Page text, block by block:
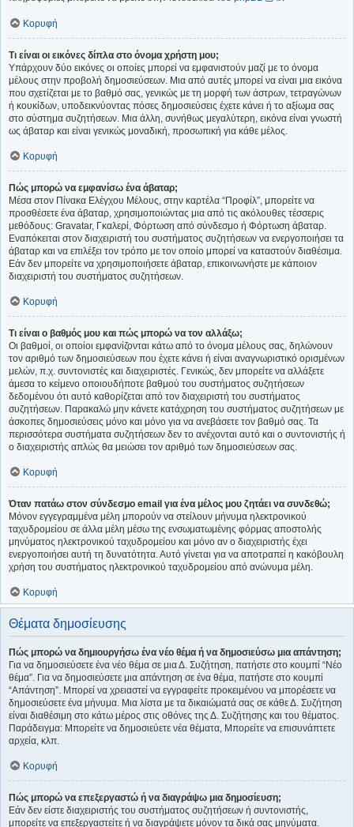
Κορυφή
Τι είναι οι εικόνες δίπλα στο όνομα χρήστη μου;
Υπάρχουν δύο εικόνες οι οποίες μπορεί να εμφανιστούν μαζί με το όνομα
μέλους στην προβολή δημοσιεύσεων. Μια από αυτές μπορεί να είναι μια εικόνα
που σχετίζεται με το βαθμό σας, γενικώς με τη μορφή των άστρων, τετραγώνων
ή κουκίδων, υποδεικνύοντας πόσες δημοσιεύσεις έχετε κάνει ή το αξίωμα σας
στο σύστημα συζητήσεων. Μια άλλη, συνήθως μεγαλύτερη, εικόνα είναι γνωστή
ως άβαταρ και είναι γενικώς μοναδική, προσωπική για κάθε μέλος.
Κορυφή
Πώς μπορώ να εμφανίσω ένα άβαταρ;
Μέσα στον Πίνακα Ελέγχου Μέλους, στην καρτέλα “Προφίλ”, μπορείτε να
προσθέσετε ένα άβαταρ, χρησιμοποιώντας μια από τις ακόλουθες τέσσερις
μεθόδους: Gravatar, Γκαλερί, Φόρτωση από σύνδεσμο ή Φόρτωση άβαταρ.
Εναπόκειται στον διαχειριστή του συστήματος συζητήσεων να ενεργοποιήσει τα
άβαταρ και να επιλέξει τον τρόπο με τον οποίο μπορεί να καταστούν διαθέσιμα.
Εάν δεν μπορείτε να χρησιμοποιήσετε άβαταρ, επικοινωνήστε με κάποιον
διαχειριστή του συστήματος συζητήσεων.
Κορυφή
Τι είναι ο βαθμός μου και πώς μπορώ να τον αλλάξω;
Οι βαθμοί, οι οποίοι εμφανίζονται κάτω από το όνομα μέλους σας, δηλώνουν
τον αριθμό των δημοσιεύσεων που έχετε κάνει ή είναι αναγνωριστικό ορισμένων
μελών, π.χ. συντονιστές και διαχειριστές. Γενικώς, δεν μπορείτε να αλλάξετε
άμεσα το κείμενο οποιουδήποτε βαθμού του συστήματος συζητήσεων
δεδομένου ότι αυτό καθορίζεται από τον διαχειριστή του συστήματος
συζητήσεων. Παρακαλώ μην κάνετε κατάχρηση του συστήματος συζητήσεων με
άσκοπες δημοσιεύσεις μόνο και μόνο για να ανεβάσετε τον βαθμό σας. Τα
περισσότερα συστήματα συζητήσεων δεν το ανέχονται αυτό και ο συντονιστής ή
ο διαχειριστής απλώς θα μειώσει τον αριθμό των δημοσιεύσεων σας.
Κορυφή
Όταν πατάω στον σύνδεσμο email για ένα μέλος μου ζητάει να συνδεθώ;
Μόνον εγγεγραμμένα μέλη μπορούν να στείλουν μήνυμα ηλεκτρονικού
ταχυδρομείου σε άλλα μέλη μέσω της ενσωματωμένης φόρμας αποστολής
μηνύματος ηλεκτρονικού ταχυδρομείου και μόνο αν ο διαχειριστής έχει
ενεργοποιήσει αυτή τη δυνατότητα. Αυτό γίνεται για να αποτραπεί η κακόβουλη
χρήση του συστήματος ηλεκτρονικού ταχυδρομείου από ανώνυμα μέλη.
Κορυφή
Θέματα δημοσίευσης
Πώς μπορώ να δημιουργήσω ένα νέο θέμα ή να δημοσιεύσω μια απάντηση;
Για να δημοσιεύσετε ένα νέο θέμα σε μια Δ. Συζήτηση, πατήστε στο κουμπί “Νέο
θέμα”. Για να δημοσιεύσετε μια απάντηση σε ένα θέμα, πατήστε στο κουμπί
“Απάντηση”. Μπορεί να χρειαστεί να εγγραφείτε προκειμένου να μπορέσετε να
δημοσιεύσετε ένα μήνυμα. Μια λίστα με τα δικαιώματά σας σε κάθε Δ. Συζήτηση
είναι διαθέσιμη στο κάτω μέρος στις οθόνες της Δ. Συζήτησης και του θέματος.
Παράδειγμα: Μπορείτε να δημοσιεύετε νέα θέματα, Μπορείτε να επισυνάπτετε
αρχεία, κλπ.
Κορυφή
Πώς μπορώ να επεξεργαστώ ή να διαγράψω μια δημοσίευση;
Εάν δεν είστε διαχειριστής του συστήματος συζητήσεων ή συντονιστής,
μπορείτε να επεξεργαστείτε ή να διαγράψετε μόνον τα δικά σας μηνύματα.